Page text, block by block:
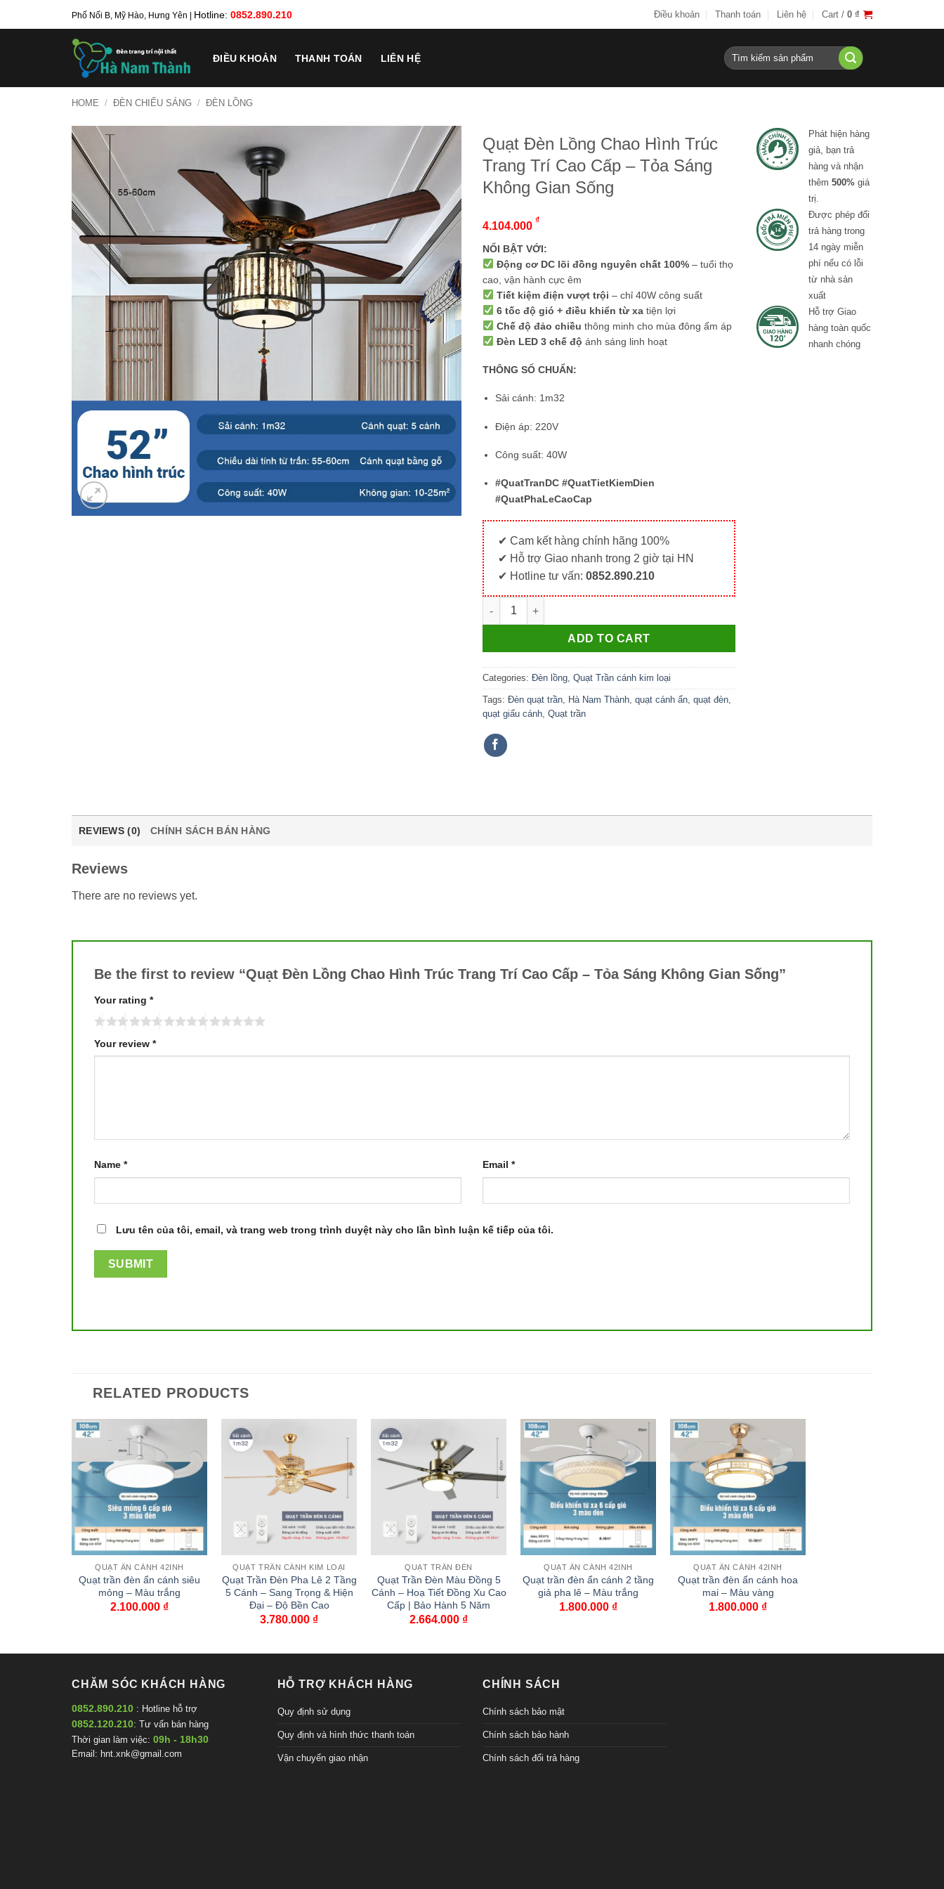
Phố Nối B, Mỹ Hào, Hưng Yên | Hotline: 0852.890.210 Điều khoản Thanh toán Liên hệ Cart / 0 ₫
ĐIỀU KHOẢN THANH TOÁN LIÊN HỆ
Search
for:
HOME / ĐÈN CHIẾU SÁNG / ĐÈN LỒNG
Quạt Đèn Lồng Chao Hình Trúc
Trang Trí Cao Cấp – Tỏa Sáng
Không Gian Sống
4.104.000 ₫
NỔI BẬT VỚI:
Động cơ DC lõi đồng nguyên chất 100%– tuổi thọ
cao, vận hành cực êm
Tiết kiệm điện vượt trội – chỉ 40W công suất
6 tốc độ gió + điều khiển từ xatiện lợi
Chế độ đảo chiều thông minh cho mùa đông ấm áp
Đèn LED 3 chế độ ánh sáng linh hoạt
THÔNG SỐ CHUẨN:
Sải cánh: 1m32
Điện áp: 220V
Công suất: 40W
#QuatTranDC #QuatTietKiemDien
#QuatPhaLeCaoCap
✔ Cam kết hàng chính hãng 100%
✔ Hỗ trợ Giao nhanh trong 2 giờ tại HN
✔ Hotline tư vấn: 0852.890.210
Quạt Đèn Lồng Chao Hình Trúc Trang Trí Cao Cấp – Tỏa Sáng Không Gian Sống quantity
ADD TO CART
Categories: Đèn lồng, Quạt Trần cánh kim loại
Tags: Đèn quạt trần, Hà Nam Thành, quạt cánh ẩn, quạt đèn,
quạt giấu cánh, Quạt trần
Phát hiện hàng
giả, bạn trả
hàng và nhận
thêm500% giá
trị.
Được phép đổi
trả hàng trong
14 ngày miễn
phí nếu có lỗi
từ nhà sản
xuất
Hỗ trợ Giao
hàng toàn quốc
nhanh chóng
REVIEWS (0) CHÍNH SÁCH BÁN HÀNG
Reviews
There are no reviews yet.
Be the first to review “Quạt Đèn Lồng Chao Hình Trúc Trang Trí Cao Cấp – Tỏa Sáng Không Gian Sống”
Your rating *
Your review *
Name * Email *
Lưu tên của tôi, email, và trang web trong trình duyệt này cho lần bình luận kế tiếp của tôi.
RELATED PRODUCTS
QUẠT ẨN CÁNH 42INH
Quạt trần đèn ẩn cánh siêu
mỏng – Màu trắng
2.100.000 ₫
QUẠT TRẦN CÁNH KIM LOẠI
Quạt Trần Đèn Pha Lê 2 Tầng
5 Cánh – Sang Trọng & Hiện
Đại – Độ Bền Cao
3.780.000 ₫
QUẠT TRẦN ĐÈN
Quạt Trần Đèn Màu Đồng 5
Cánh – Hoạ Tiết Đồng Xu Cao
Cấp | Bảo Hành 5 Năm
2.664.000 ₫
QUẠT ẨN CÁNH 42INH
Quạt trần đèn ẩn cánh 2 tầng
giả pha lê – Màu trắng
1.800.000 ₫
QUẠT ẨN CÁNH 42INH
Quạt trần đèn ẩn cánh hoa
mai – Màu vàng
1.800.000 ₫
CHĂM SÓC KHÁCH HÀNG
0852.890.210 : Hotline hỗ trợ
0852.120.210: Tư vấn bán hàng
Thời gian làm việc: 09h - 18h30
Email: hnt.xnk@gmail.com
HỖ TRỢ KHÁCH HÀNG
Quy định sử dụng
Quy định và hình thức thanh toán
Vận chuyển giao nhận
CHÍNH SÁCH
Chính sách bảo mật
Chính sách bảo hành
Chính sách đổi trả hàng